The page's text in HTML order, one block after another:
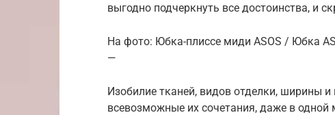
выгодно подчеркнуть все достоинства, и
На фото: Юбка-плиссе миди ASOS / Юбка
—
Изобилие тканей, видов отделки, ширины
всевозможные их сочетания, даже в одной